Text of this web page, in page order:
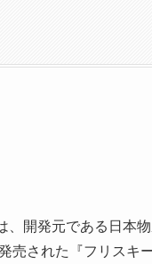
、開発元である日本
売された『フリスキ